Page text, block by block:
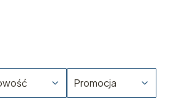
Promocja